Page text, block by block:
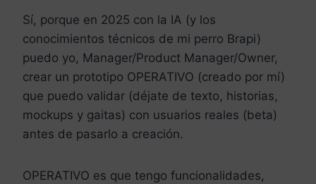
Sí, porque en 2025 con la IA (y los
conocimientos técnicos de mi perro Brapi)
puedo yo, Manager/Product Manager/Owner,
crear un prototipo OPERATIVO (creado por mí)
que puedo validar (déjate de texto, historias,
mockups y gaitas) con usuarios reales (beta)
antes de pasarlo a creación.
OPERATIVO es que tengo funcionalidades,